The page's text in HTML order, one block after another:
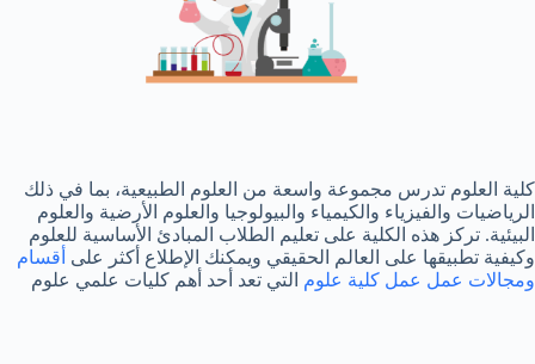
كلية العلوم تدرس مجموعة واسعة من العلوم الطبيعية، بما في ذلك
الرياضيات والفيزياء والكيمياء والبيولوجيا والعلوم الأرضية والعلوم
البيئية. تركز هذه الكلية على تعليم الطلاب المبادئ الأساسية للعلوم
وكيفية تطبيقها على العالم الحقيقي ويمكنك الإطلاع أكثر على أقسام
ومجالات عمل عمل كلية علوم التي تعد أحد أهم كليات علمي علوم